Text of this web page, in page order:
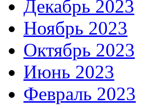
Декабрь 2023
Ноябрь 2023
Октябрь 2023
Июнь 2023
Февраль 2023